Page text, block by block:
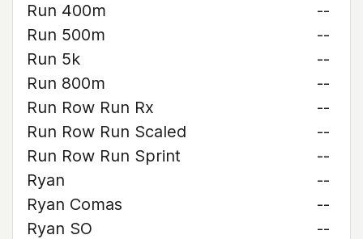
Run 400m
--
Run 500m
--
Run 5k
--
Run 800m
--
Run Row Run Rx
--
Run Row Run Scaled
--
Run Row Run Sprint
--
Ryan
--
Ryan Comas
--
Ryan SO
--